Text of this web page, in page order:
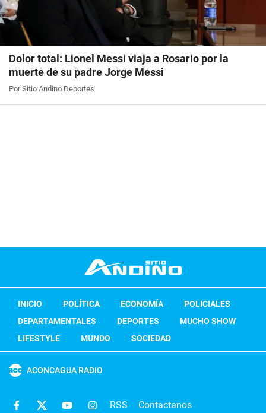
Dolor total: Lionel Messi viaja a Rosario por la
muerte de su padre Jorge Messi
Por Sitio Andino Deportes
INICIO POLÍTICA ECONOMÍA
POLICIALES
DEPARTAMENTALES
DEPORTES
MUCHO SHOW
LIFESTYLE
MUNDO SOCIEDAD
ACONCAGUA RADIO
RSS Contactanos